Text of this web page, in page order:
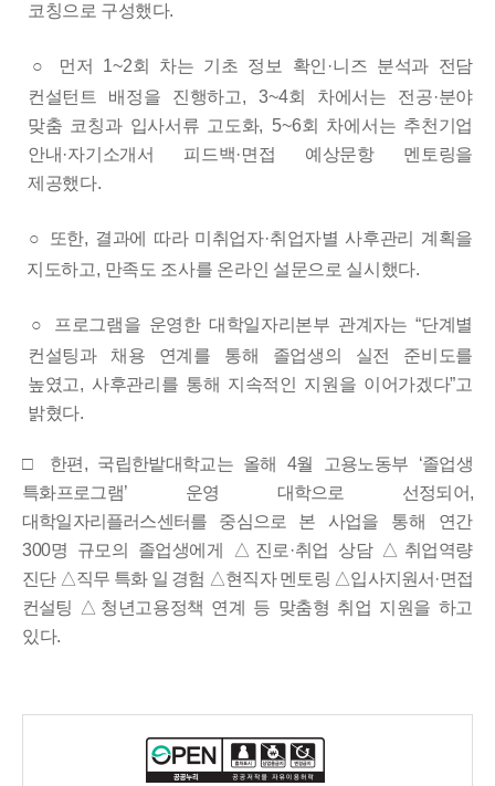
코칭으로 구성했다.
○ 먼저 1~2회 차는 기초 정보 확인 ·니즈 분석과 전담
컨설턴트 배정을 진행하고, 3~4회 차에서는 전공·분야
맞춤 코칭과 입사서류 고도화, 5~6회 차에서는 추천기업
안내 ·자기소개서 피드백·면접 예상문항 멘토링을
제공했다.
○ 또한, 결과에 따라 미취업자·취업자별 사후관리 계획을
지도하고, 만족도 조사를 온라인 설문으로 실시했다.
○ 프로그램을 운영한 대학일자리본부 관계자는 “단계별
컨설팅과 채용 연계를 통해 졸업생의 실전 준비도를
높였고, 사후관리를 통해 지속적인 지원을 이어가겠다”고
밝혔다.
□ 한편, 국립한밭대학교는 올해 4월 고용노동부 ‘졸업생
특화프로그램’ 운영 대학으로 선정되어,
대학일자리플러스센터를 중심으로 본 사업을
통해 연간
300명 규모의 졸업생에게 △ 진로·취업 상담 △ 취업역량
진단 △직무 특화 일 경험 △현직자 멘토링 △입사지원서 ·면접
컨설팅 △ 청년고용정책 연계 등 맞춤형 취업 지원을 하고
있다.